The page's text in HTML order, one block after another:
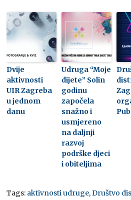
Dvije
aktivnosti
UIR Zagreba
u jednom
danu
Udruga “Moje
dijete” Solin
godinu
započela
snažno i
usmjereno
na daljnji
razvoj
podrške djeci
i obiteljima
Tags: aktivnosti udruge,Društvo